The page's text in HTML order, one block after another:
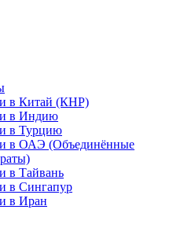
в Китай (КНР)
в Индию
в Турцию
в ОАЭ (Объединённые
в Тайвань
в Сингапур
в Иран